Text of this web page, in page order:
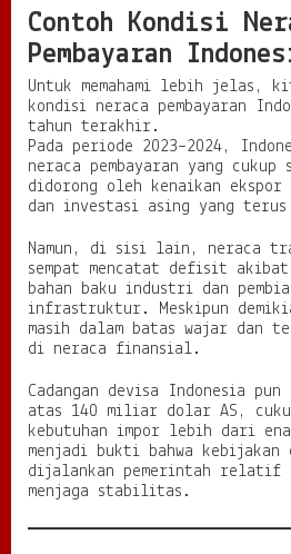
Contoh Kondisi
Pembayaran
Untuk memahami lebih jelas,
kondisi neraca pembayaran
tahun terakhir.
Pada periode 2023–2024,
neraca pembayaran yang
didorong oleh kenaikan ekspor
dan investasi asing yang terus
Namun, di sisi lain, neraca
sempat mencatat defisit
bahan baku industri dan
infrastruktur. Meskipun
masih dalam batas wajar dan
di neraca finansial.
Cadangan devisa Indonesia
atas 140 miliar dolar AS,
kebutuhan impor lebih dari
menjadi bukti bahwa kebijakan
dijalankan pemerintah relatif
menjaga stabilitas.